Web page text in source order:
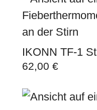
IKONN TF-1
62,00 €